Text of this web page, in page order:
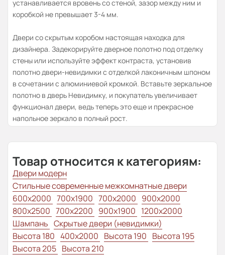
устанавливается вровень со стеной, зазор между ним и
коробкой не превышает 3-4 мм.
Двери со скрытым коробом настоящая находка для
дизайнера. Задекорируйте дверное полотно под отделку
стены или используйте эффект контраста, установив
полотно двери-невидимки с отделкой лаконичным шпоном
в сочетании с алюминиевой кромкой. Вставьте зеркальное
полотно в дверь Невидимку, и покупатель увеличивает
функционал двери, ведь теперь это еще и прекрасное
напольное зеркало в полный рост.
Товар относится к категориям:
Двери модерн
Стильные современные межкомнатные двери
600x2000 700x1900 700x2000 900x2000
800х2500 700x2200 900x1900 1200x2000
Шампань Скрытые двери (невидимки)
Высота 180 400x2000 Высота 190 Высота 195
Высота 205 Высота 210